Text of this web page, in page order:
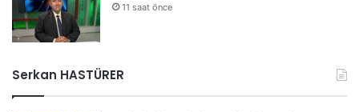
11 saat önce
Serkan HASTÜRER